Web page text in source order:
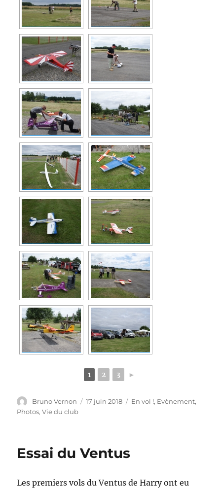
1 2 3 ►
Auteur
Bruno Vernon
Publié
17 juin 2018 Catégories
En vol !, Evènement,
Photos,Vie du club
Essai du Ventus
Les premiers vols du Ventus de Harry ont eu